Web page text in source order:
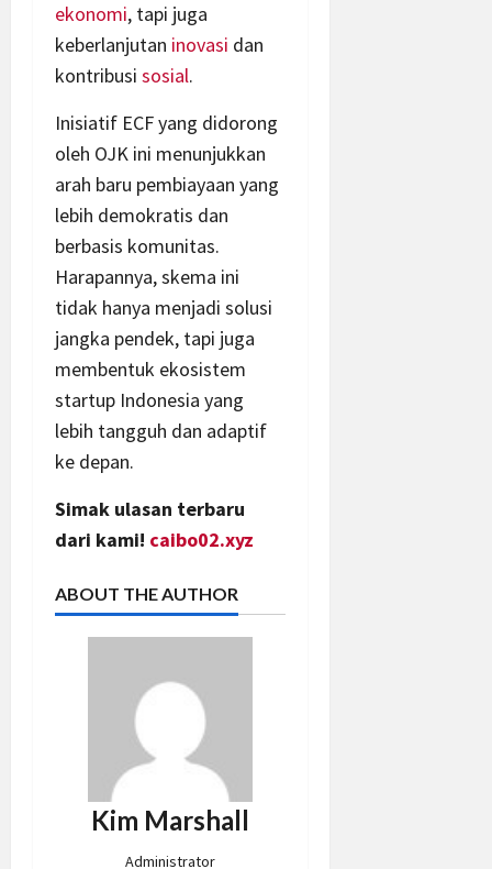
ekonomi, tapi juga
keberlanjutan inovasi dan
kontribusi sosial.
Inisiatif ECF yang didorong
oleh OJK ini menunjukkan
arah baru pembiayaan yang
lebih demokratis dan
berbasis komunitas.
Harapannya, skema ini
tidak hanya menjadi solusi
jangka pendek, tapi juga
membentuk ekosistem
startup Indonesia yang
lebih tangguh dan adaptif
ke depan.
Simak ulasan terbaru
dari kami! caibo02.xyz
ABOUT THE AUTHOR
Kim Marshall
Administrator